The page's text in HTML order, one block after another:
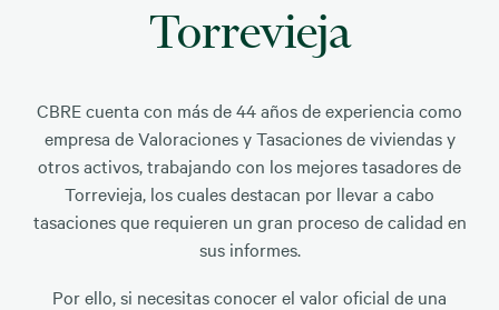
Torrevieja
CBRE cuenta con más de 44 años de experiencia como
empresa de Valoraciones y Tasaciones de viviendas y
otros activos, trabajando con los mejores tasadores de
Torrevieja, los cuales destacan por llevar a cabo
tasaciones que requieren un gran proceso de calidad en
sus informes.
Por ello, si necesitas conocer el valor oficial de una